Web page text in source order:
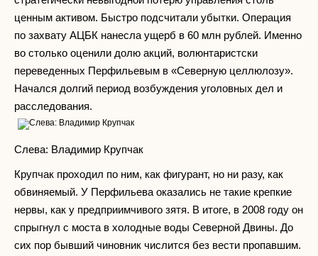
ценным активом. Быстро подсчитали убытки. Операция
по захвату АЦБК нанесла ущерб в 60 млн рублей. Именно
во столько оценили долю акций, волюнтаристски
переведенных Перфильевым в «Северную целлюлозу».
Начался долгий период возбуждения уголовных дел и
расследования.
Слева: Владимир Крупчак
Крупчак проходил по ним, как фигурант, но ни разу, как
обвиняемый. У Перфильева оказались не такие крепкие
нервы, как у предприимчивого зятя. В итоге, в 2008 году он
спрыгнул с моста в холодные воды Северной Двины. До
сих пор бывший чиновник числится без вести пропавшим.